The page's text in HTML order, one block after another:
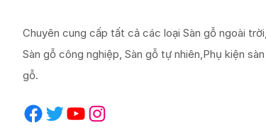
Chuyên cung cấp tất cả các loại Sàn gỗ ngoài trời,
Sàn gỗ công nghiệp, Sàn gỗ tự nhiên,Phụ kiện sàn
gỗ.
Facebook Twitter YouTube Instagram